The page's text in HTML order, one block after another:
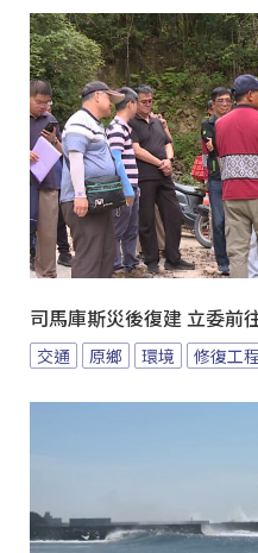
司馬庫斯災後復建 立委前
交通 原鄉 環境 修復工程